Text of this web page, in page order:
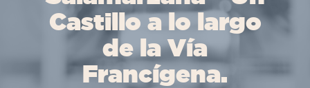
Castillo a lo largo
de la Vía
Francígena.